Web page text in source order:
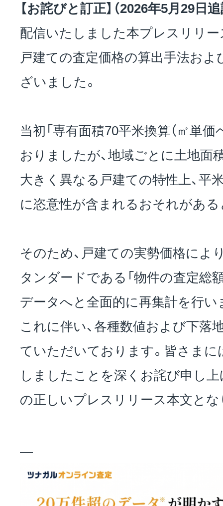
投資家情報
お問い合わせ
EVENT
アクセス
【お詫びと訂正】（2026年5月29日追
配信いたしました本プレスリリー
戸建ての査定価格の算出手法お
ざいました。
当初「専有面積70平米換算（㎡単価
おりましたが、地域ごとに土地面
大きく異なる戸建ての特性上、平
に恣意性が含まれるおそれがあ
そのため、戸建ての実勢価格によ
タンダードである「物件の査定総
データへと全面的に再集計を行い
これに伴い、各種数値および下落
ていただいております。皆さま
しましたことを深くお詫び申し上
の正しいプレスリリース本文とな
—